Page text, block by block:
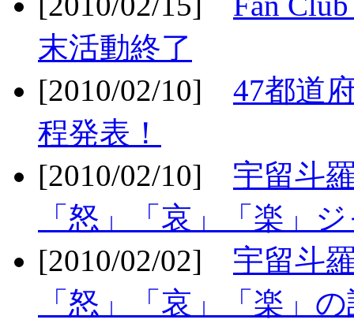
末活動終了
[2010/02/10] 47都道
程発表！
[2010/02/10] 宇留斗
「怒」「哀」「楽」
[2010/02/02] 宇留斗
「怒」「哀」「楽」